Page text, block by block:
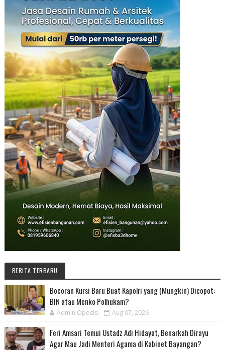
BERITA TERBARU
Bocoran Kursi Baru Buat Kapolri yang (Mungkin) Dicopot:
BIN atau Menko Polhukam?
Admin Oposisi Aug 07, 2026
Feri Amsari Temui Ustadz Adi Hidayat, Benarkah Dirayu
Agar Mau Jadi Menteri Agama di Kabinet Bayangan?